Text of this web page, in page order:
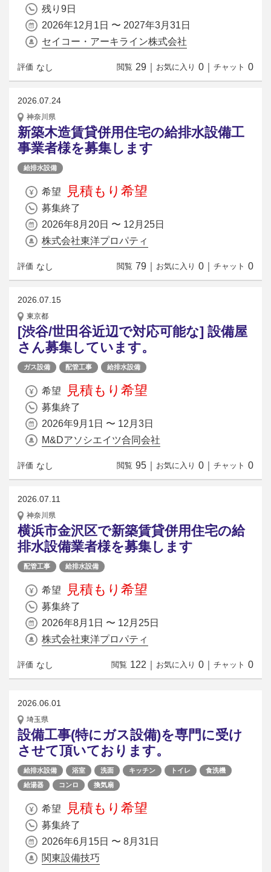
残り9日
2026年12月1日 〜 2027年3月31日
セイコー・アーキライン株式会社
評価 なし 閲覧 29 お気に入り 0 チャット 0
2026.07.24
神奈川県
新築木造賃貸併用住宅の給排水設備工
事業者様を募集します
給排水設備
希望 見積もり希望
募集終了
2026年8月20日 〜 12月25日
株式会社東洋プロパティ
評価 なし 閲覧 79 お気に入り 0 チャット 0
2026.07.15
東京都
[渋谷/世田谷近辺で対応可能な] 設備屋
さん募集しています。
ガス設備 配管工事 給排水設備
希望 見積もり希望
募集終了
2026年9月1日 〜 12月3日
M&Dアソシエイツ合同会社
評価 なし 閲覧 95 お気に入り 0 チャット 0
2026.07.11
神奈川県
横浜市金沢区で新築賃貸併用住宅の給
排水設備業者様を募集します
配管工事 給排水設備
希望 見積もり希望
募集終了
2026年8月1日 〜 12月25日
株式会社東洋プロパティ
評価 なし 閲覧 122 お気に入り 0 チャット 0
2026.06.01
埼玉県
設備工事(特にガス設備)を専門に受け
させて頂いております。
給排水設備 浴室 洗面 キッチン トイレ
食洗機
給湯器
コンロ 換気扇
希望 見積もり希望
募集終了
2026年6月15日 〜 8月31日
関東設備技巧